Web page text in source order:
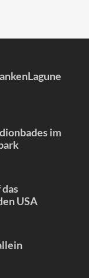
im
USA